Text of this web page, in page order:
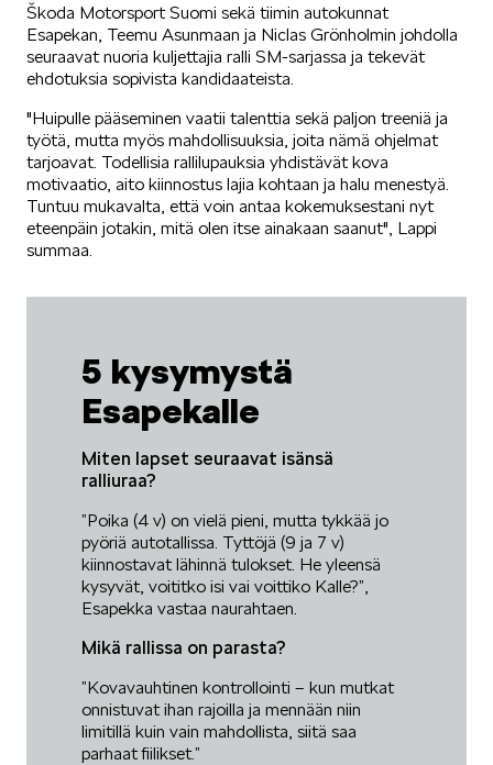
Škoda Motorsport Suomi sekä tiimin autokunnat
Esapekan, Teemu Asunmaan ja Niclas Grönholmin johdolla
seuraavat nuoria kuljettajia ralli SM-sarjassa ja tekevät
ehdotuksia sopivista kandidaateista.
"Huipulle pääseminen vaatii talenttia sekä paljon treeniä ja
työtä, mutta myös mahdollisuuksia, joita nämä ohjelmat
tarjoavat. Todellisia rallilupauksia yhdistävät kova
motivaatio, aito kiinnostus lajia kohtaan ja halu menestyä.
Tuntuu mukavalta, että voin antaa kokemuksestani nyt
eteenpäin jotakin, mitä olen itse ainakaan saanut", Lappi
summaa.
5 kysymystä
Esapekalle
Miten lapset seuraavat isänsä
ralliuraa?
”Poika (4 v) on vielä pieni, mutta tykkää jo
pyöriä autotallissa. Tyttöjä (9 ja 7 v)
kiinnostavat lähinnä tulokset. He yleensä
kysyvät, voititko isi vai voittiko Kalle?”,
Esapekka vastaa naurahtaen.
Mikä rallissa on parasta?
”Kovavauhtinen kontrollointi – kun mutkat
onnistuvat ihan rajoilla ja mennään niin
limitillä kuin vain mahdollista, siitä saa
parhaat fiilikset.”